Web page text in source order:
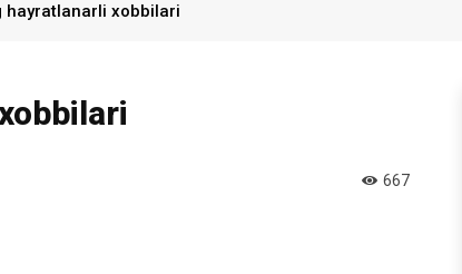
hayratlanarli xobbilari
667